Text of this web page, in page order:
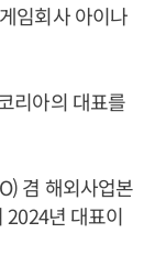
임회사 아이나
리아의 대표를
겸 해외사업본
2024년 대표이